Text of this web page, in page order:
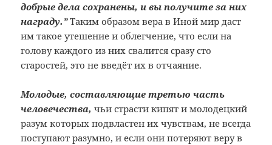
добрые дела сохранены, и вы получите за них
награду.”Таким образом вера в Иной мир даст
им такое утешение и облегчение, что если на
голову каждого из них свалится сразу сто
старостей, это не введёт их в отчаяние.
Молодые, составляющие третью часть
человечества, чьи страсти кипят и молодецкий
разум которых подвластен их чувствам, не всегда
поступают разумно, и если они потеряют веру в